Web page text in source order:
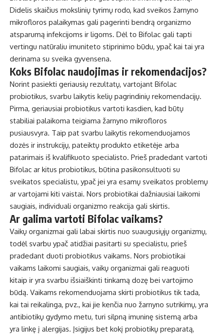
Didelis skaičius mokslinių tyrimų rodo, kad sveikos žarnyno
mikrofloros palaikymas gali pagerinti bendrą organizmo
atsparumą infekcijoms ir ligoms. Dėl to Bifolac gali tapti
vertingu natūraliu imuniteto stiprinimo būdu, ypač kai tai yra
derinama su sveika gyvensena.
Koks Bifolac naudojimas ir rekomendacijos?
Norint pasiekti geriausių rezultatų, vartojant Bifolac
probiotikus, svarbu laikytis kelių pagrindinių rekomendacijų.
Pirma, geriausiai probiotikus vartoti kasdien, kad būtų
stabiliai palaikoma teigiama žarnyno mikrofloros
pusiausvyra. Taip pat svarbu laikytis rekomenduojamos
dozės ir instrukcijų, pateiktų produkto etiketėje arba
patarimais iš kvalifikuoto specialisto. Prieš pradedant vartoti
Bifolac ar kitus probiotikus, būtina pasikonsultuoti su
sveikatos specialistu, ypač jei yra esamų sveikatos problemų
ar vartojami kiti vaistai. Nors probiotikai dažniausiai laikomi
saugiais, individuali organizmo reakcija gali skirtis.
Ar galima vartoti Bifolac vaikams?
Vaikų organizmai gali labai skirtis nuo suaugusiųjų organizmų,
todėl svarbu ypač atidžiai pasitarti su specialistu, prieš
pradedant duoti probiotikus vaikams. Nors probiotikai
vaikams laikomi saugiais, vaikų organizmai gali reaguoti
kitaip ir yra svarbu išsiaiškinti tinkamą dozę bei vartojimo
būdą. Vaikams rekomenduojama skirti probiotikus tik tada,
kai tai reikalinga, pvz., kai jie kenčia nuo žarnyno sutrikimų, yra
antibiotikų gydymo metu, turi silpną imuninę sistemą arba
yra linkę į alergijas. Įsigijus bet kokį probiotikų preparatą,